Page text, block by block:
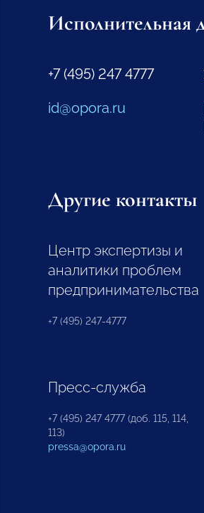
Исполнительная
+7 (495) 247 4777
id@opora.ru
Другие контакты
Центр экспертизы и
аналитики проблем
предпринимательства
+7 (495) 247-4777
Пресс-служба
+7 (495) 247 4777 (доб. 115, 114,
113)
pressa@opora.ru